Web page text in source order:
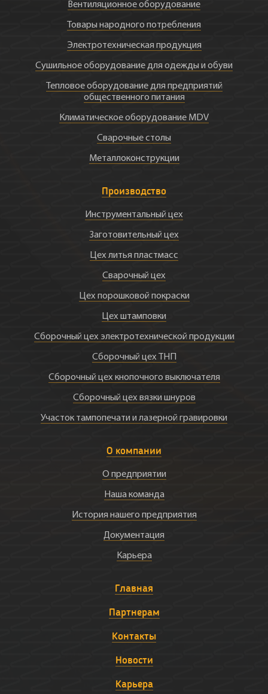
Вентиляционное оборудование
Товары народного потребления
Электротехническая продукция
Сушильное оборудование для одежды и обуви
Тепловое оборудование для предприятий
общественного питания
Климатическое оборудование MDV
Сварочные столы
Металлоконструкции
Производство
Инструментальный цех
Заготовительный цех
Цех литья пластмасс
Сварочный цех
Цех порошковой покраски
Цех штамповки
Сборочный цех электротехнической продукции
Сборочный цех ТНП
Сборочный цех кнопочного выключателя
Сборочный цех вязки шнуров
Участок тампопечати и лазерной гравировки
О компании
О предприятии
Наша команда
История нашего предприятия
Документация
Карьера
Главная
Партнерам
Контакты
Новости
Карьера